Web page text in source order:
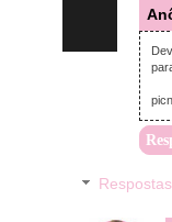
Respostas